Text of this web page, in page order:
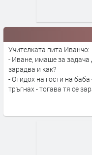
Учителката пита Иванчо:
- Иване, имаше за задача
зарадва и как?
- Отидох на гости на
тръгнах - тогава тя се